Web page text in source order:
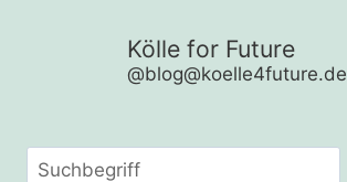
TUNNELBAU
AUF
Kölle for Future
@blog@koelle4future.de
Suchen